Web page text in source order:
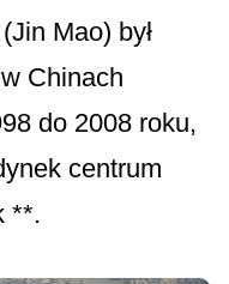
Mao) był
Chinach
do 2008 roku,
centrum
**.